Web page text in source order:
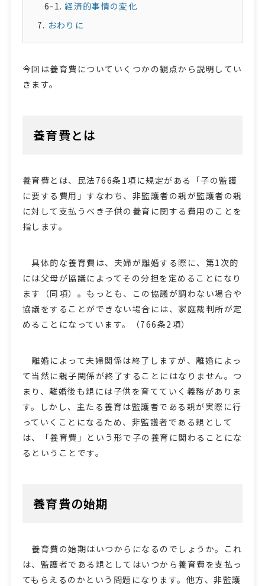
経済的事情の変化
おわりに
今回は養育費についていくつかの観点から説明してい
きます。
養育費とは
養育費とは、民法766条1項に規定がある「子の監護
に要する費用」すなわち、非監護者の親が監護者の親
に対して支払うべき子供の養育に関する費用のことを
指します。
具体的な養育費は、夫婦が離婚する際に、第1次的
には父母が協議によってその分担を定めることになり
ます（同項）。もっとも、この協議が調わない場合や
協議をすることができない場合には、家庭裁判所が定
めることになっています。（766条2項）
離婚によって夫婦関係は終了しますが、離婚によっ
て当然に親子関係が終了することにはなりません。つ
まり、離婚後も親には子供を育てていく義務がありま
す。しかし、主たる養育は監護者である親が実際に行
っていくことになるため、非監護者である親として
は、「養育費」という形で子の養育に関わることにな
るということです。
養育費の始期
養育費の始期はいつからになるのでしょうか。これ
は、監護者である親としてはいつから養育費を支払っ
てもらえるのかという問題になります。他方、非監護